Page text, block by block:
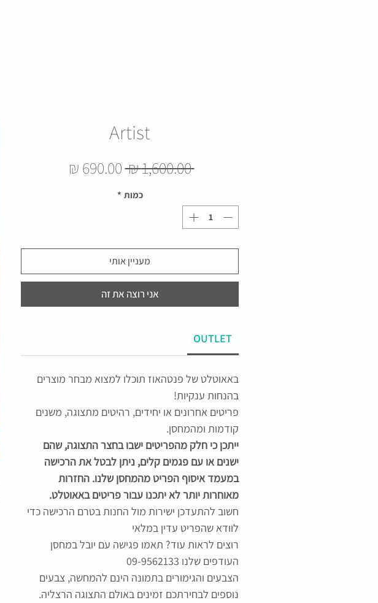
Artist
‏1,600.00 ‏₪
מחיר
רגיל כמות *
מעניין אותי
אני רוצה את זה
OUTLET
באאוטלט של פנטהאוז תוכלו למצוא מבחר מוצרים
בהנחות ענקיות!
פריטים אחרונים או יחידים, רהיטים מתצוגה, משנים
קודמות ומהמחסן.
ייתכן כי חלק מהפריטים ישבו בחצר התצוגה, שהם
ישנים או עם פגמים קלים, ניתן לבטל את הרכישה
במעמד איסוף הפריט מהמחסן שלנו. החזרות
מאוחרות יותר לא יתכנו עבור פריטים באאוטלט.
חשוב להתעדכן ישירות מול החנות בטרם הרכישה כדי
לוודא שהפריט עדין במלאי
רוצים לראות עוד? תאמו פגישה עם יובל במחסן
העודפים שלנו 09-9562133
הצבעים והגימורים בתמונה הינם להמחשה, צבעים
נוספים לבחירתכם זמינים באולם התצוגה הרצליה.